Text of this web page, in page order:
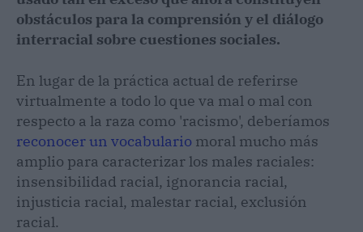
obstáculos para la comprensión y el diálogo
interracial sobre cuestiones sociales.
En lugar de la práctica actual de referirse
virtualmente a todo lo que va mal o mal con
respecto a la raza como 'racismo', deberíamos
reconocer un vocabulario moral mucho más
amplio para caracterizar los males raciales:
insensibilidad racial, ignorancia racial,
injusticia racial, malestar racial, exclusión
racial.